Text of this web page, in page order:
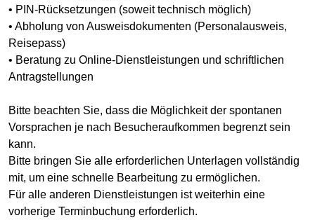
• PIN-Rücksetzungen (soweit technisch möglich)
• Abholung von Ausweisdokumenten (Personalausweis,
Reisepass)
• Beratung zu Online-Dienstleistungen und schriftlichen
Antragstellungen
Bitte beachten Sie, dass die Möglichkeit der spontanen
Vorsprachen je nach Besucheraufkommen begrenzt sein
kann.
Bitte bringen Sie alle erforderlichen Unterlagen vollständig
mit, um eine schnelle Bearbeitung zu ermöglichen.
Für alle anderen Dienstleistungen ist weiterhin eine
vorherige Terminbuchung erforderlich.